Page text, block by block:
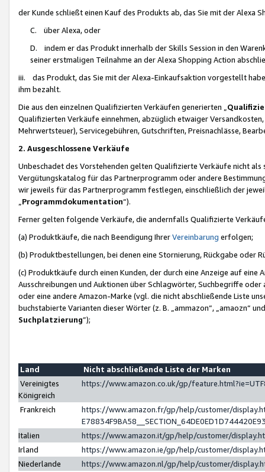
der Kunde schließt einen Kauf des Produkts ab, das Sie mit der Alexa
C. über Alexa, oder
D. indem er das Produkt innerhalb der Skills Session in den
seiner erstmaligen Teilnahme an der Alexa Shopping Action
iii. das Produkt, das Sie mit der Alexa-Einkaufsaktion vorgestellt
ihm bezahlt.
Die aus den einzelnen Qualifizierten Verkäufen generierten „
Qualifizierten Verkäufe einnehmen, abzüglich etwaiger
Mehrwertsteuer), Servicegebühren, Gutschriften, Preisnachlässe,
2. Ausgeschlossene Verkäufe
Unbeschadet des Vorstehenden gelten Qualifizierte Verkäufe nicht
Vergütungskatalog für das Partnerprogramm oder andere
wir jeweils für das Partnerprogramm festlegen, einschließlich der
Programmdokumentation“).
Ferner gelten folgende Verkäufe, die andernfalls Qualifizierte
(a) Produktkäufe, die nach Beendigung IhrerVereinbarung erfolgen;
(b) Produktbestellungen, bei denen eine Stornierung, Rückgabe oder
(c) Produktkäufe durch einen Kunden, der durch eine Anzeige auf
Ausschreibungen und Auktionen über Schlagwörter, Suchbegriffe
oder eine andere Amazon-Marke (vgl. die nicht abschließende Liste
buchstabierte Varianten dieser Wörter (z. B. „ammazon“, „amaozn“
Suchplatzierung”);
Land
Nicht abschließende Liste der Marken
Vereinigtes
Königreich
https://www.amazon.co.uk/gp/
Frankreich
https://www.amazon.fr/gp/help/customer/
Italien
https://www.amazon.it/gp/help/customer/
Irland
https://www.amazon.ie/gp/help/customer/
Niederlande
https://www.amazon.nl/gp/help/customer/